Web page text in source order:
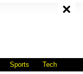
Sports Tech